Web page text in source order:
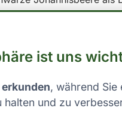
essbarer Anteil
Lebensmittel als Low
den anderen
und Zielen, aber im
für einzelne
ist uns
, während Sie
und zu